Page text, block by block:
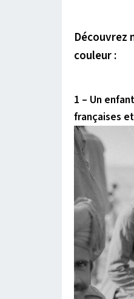
Découvrez
couleur :
1 – Un
françaises